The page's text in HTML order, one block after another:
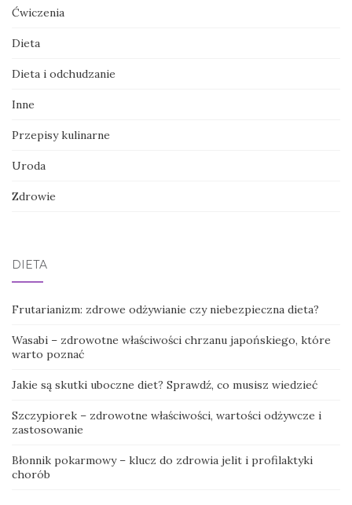
Ćwiczenia
Dieta
Dieta i odchudzanie
Inne
Przepisy kulinarne
Uroda
Zdrowie
DIETA
Frutarianizm: zdrowe odżywianie czy niebezpieczna dieta?
Wasabi – zdrowotne właściwości chrzanu japońskiego, które
warto poznać
Jakie są skutki uboczne diet? Sprawdź, co musisz wiedzieć
Szczypiorek – zdrowotne właściwości, wartości odżywcze i
zastosowanie
Błonnik pokarmowy – klucz do zdrowia jelit i profilaktyki
chorób